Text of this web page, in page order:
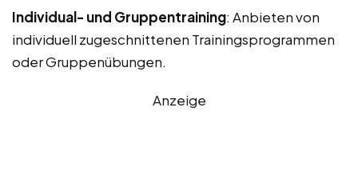
Individual- und Gruppentraining: Anbieten von
individuell zugeschnittenen Trainingsprogrammen
oder Gruppenübungen.
Anzeige